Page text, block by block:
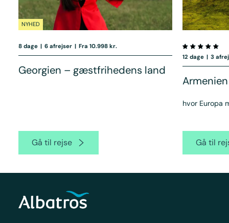
NYHED
8 dage | 6 afrejser | Fra 10.998 kr.
Georgien – gæstfrihedens land
Gå til rejse
12 dage | 3
hvor Europa
Gå til